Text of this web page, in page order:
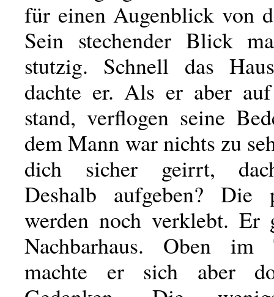
für einen Augenblick von
Sein stechender Blick
stutzig. Schnell das
dachte er. Als er aber
stand, verflogen seine
dem Mann war nichts zu
dich sicher geirrt,
Deshalb aufgeben? Die
werden noch verklebt. Er
Nachbarhaus. Oben im
machte er sich aber